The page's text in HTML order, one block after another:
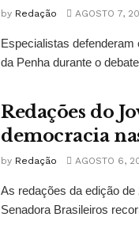
by Redação AGOSTO 7,
Especialistas defenderam
da Penha durante o
Redações do
democracia
by Redação AGOSTO 6,
As redações da edição
Senadora Brasileiros